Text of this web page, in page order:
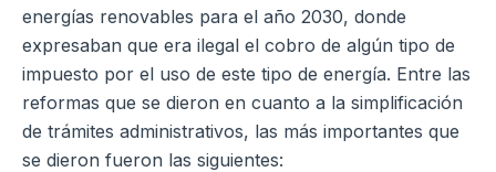
energías renovables para el año 2030, donde
expresaban que era ilegal el cobro de algún tipo de
impuesto por el uso de este tipo de energía. Entre las
reformas que se dieron en cuanto a la simplificación
de trámites administrativos, las más importantes que
se dieron fueron las siguientes: